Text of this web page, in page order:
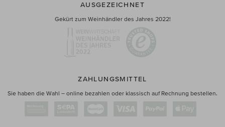
AUSGEZEICHNET
Gekürt zum Weinhändler des Jahres 2022!
ZAHLUNGSMITTEL
Sie haben die Wahl – online bezahlen oder klassisch auf Rechnung bestellen.